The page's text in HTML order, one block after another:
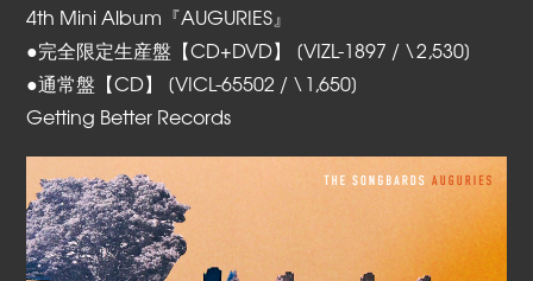
4th Mini Album『AUGURIES』
●完全限定生産盤【CD+DVD】 [VIZL-1897 / \2,530]
●通常盤【CD】 [VICL-65502 / \1,650]
Getting Better Records